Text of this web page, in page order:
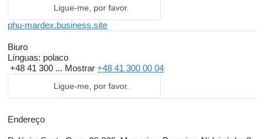
Ligue-me, por favor.
phu-mardex.business.site
Biuro
Línguas: polaco
+48 41 300 ... Mostrar +48 41 300 00 04
Ligue-me, por favor.
Endereço